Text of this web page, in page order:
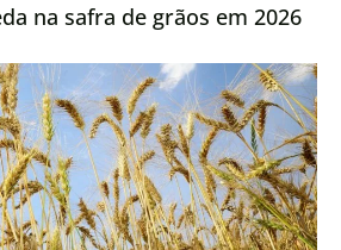
na safra de grãos em 2026